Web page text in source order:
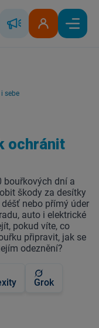
Řešení škodyKlientská zóna
Hlavní
sebe
ochránit
bouřkových dní a
škody za desítky
nebo přímý úder
auto i elektrické
pokud víte, co
připravit, jak se
odeznění?
Grok